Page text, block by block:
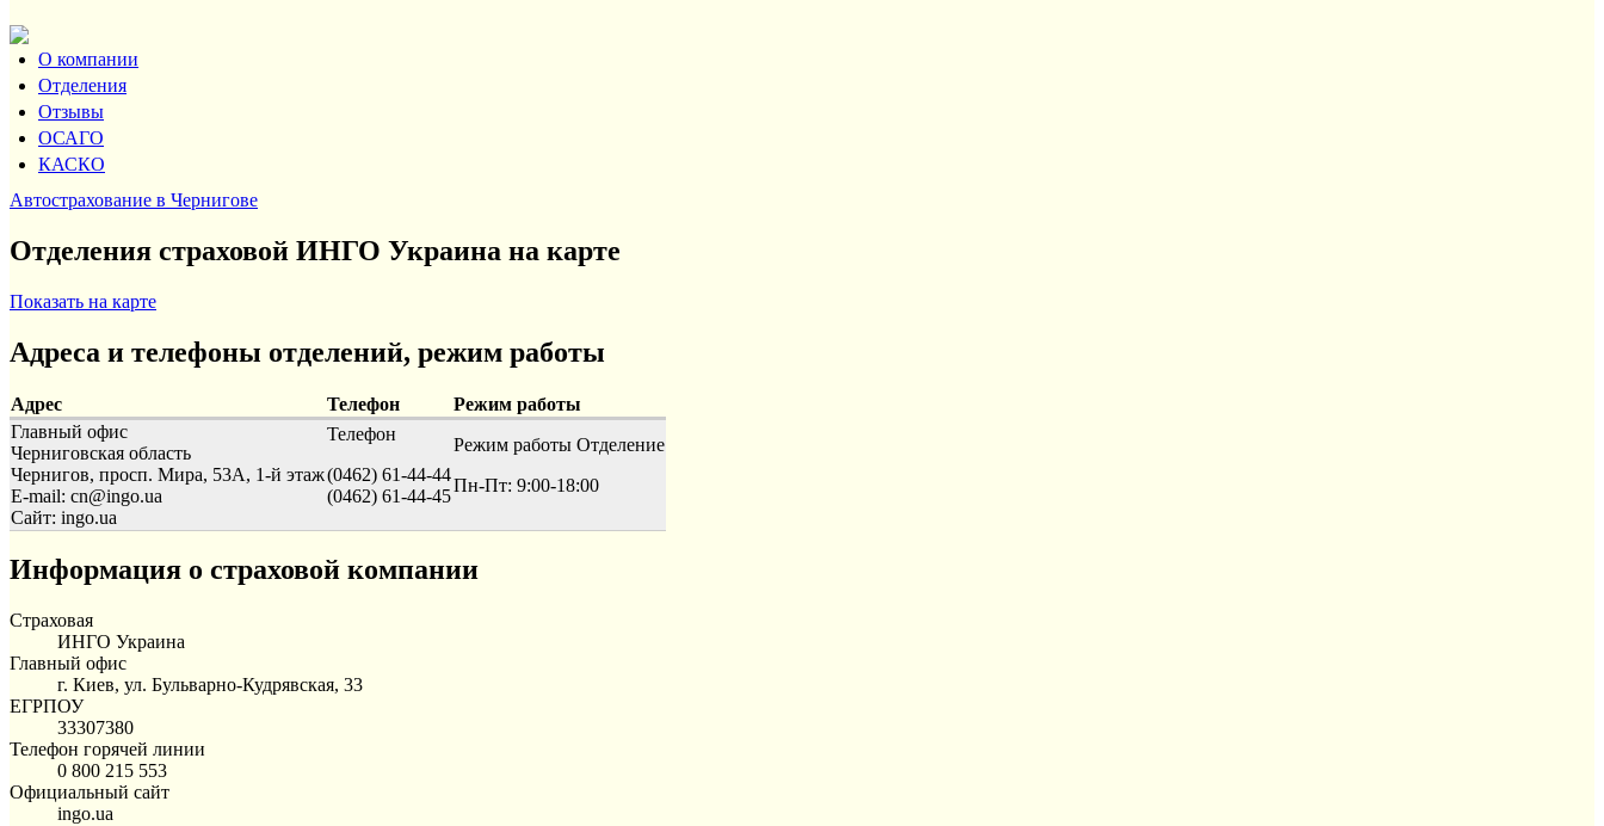
О компании
Отделения
Отзывы
ОСАГО
КАСКО
Автострахование в Чернигове
Отделения страховой ИНГО Украина на карте
Показать на карте
Адреса и телефоны отделений, режим работы
Адрес Телефон
Режим работы
Главный офис
Черниговская область
Чернигов, просп. Мира, 53А, 1-й этаж
E-mail: cn@ingo.ua
Сайт: ingo.ua
Телефон
(0462) 61-44-44
(0462) 61-44-45
Режим работы Отделение
Пн-Пт: 9:00-18:00
Информация о страховой компании
Страховая
ИНГО Украина
Главный офис
г. Киев, ул. Бульварно-Кудрявская, 33
ЕГРПОУ
33307380
Телефон горячей линии
0 800 215 553
Официальный сайт
ingo.ua